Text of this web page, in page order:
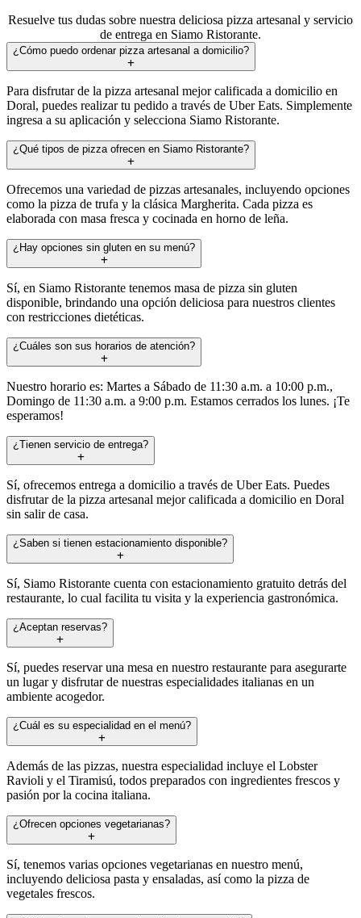
Resuelve tus dudas sobre nuestra deliciosa pizza artesanal y servicio
de entrega en Siamo Ristorante.
¿Cómo puedo ordenar pizza artesanal a domicilio?
Para disfrutar de la pizza artesanal mejor calificada a domicilio en
Doral, puedes realizar tu pedido a través de Uber Eats. Simplemente
ingresa a su aplicación y selecciona Siamo Ristorante.
¿Qué tipos de pizza ofrecen en Siamo Ristorante?
Ofrecemos una variedad de pizzas artesanales, incluyendo opciones
como la pizza de trufa y la clásica Margherita. Cada pizza es
elaborada con masa fresca y cocinada en horno de leña.
¿Hay opciones sin gluten en su menú?
Sí, en Siamo Ristorante tenemos masa de pizza sin gluten
disponible, brindando una opción deliciosa para nuestros clientes
con restricciones dietéticas.
¿Cuáles son sus horarios de atención?
Nuestro horario es: Martes a Sábado de 11:30 a.m. a 10:00 p.m.,
Domingo de 11:30 a.m. a 9:00 p.m. Estamos cerrados los lunes. ¡Te
esperamos!
¿Tienen servicio de entrega?
Sí, ofrecemos entrega a domicilio a través de Uber Eats. Puedes
disfrutar de la pizza artesanal mejor calificada a domicilio en Doral
sin salir de casa.
¿Saben si tienen estacionamiento disponible?
Sí, Siamo Ristorante cuenta con estacionamiento gratuito detrás del
restaurante, lo cual facilita tu visita y la experiencia gastronómica.
¿Aceptan reservas?
Sí, puedes reservar una mesa en nuestro restaurante para asegurarte
un lugar y disfrutar de nuestras especialidades italianas en un
ambiente acogedor.
¿Cuál es su especialidad en el menú?
Además de las pizzas, nuestra especialidad incluye el Lobster
Ravioli y el Tiramisú, todos preparados con ingredientes frescos y
pasión por la cocina italiana.
¿Ofrecen opciones vegetarianas?
Sí, tenemos varias opciones vegetarianas en nuestro menú,
incluyendo deliciosa pasta y ensaladas, así como la pizza de
vegetales frescos.